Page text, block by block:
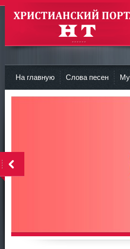
Христианские Портал HT
На главную Слова песен